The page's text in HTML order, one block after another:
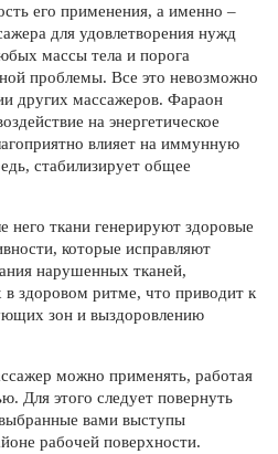
его применения, а именно –
для удовлетворения нужд
массы тела и порога
проблемы. Все это невозможно
других массажеров. Фараон
на энергетическое
влияет на иммунную
стабилизирует общее
него ткани генерируют здоровые
которые исправляют
нарушенных тканей,
в здоровом ритме, что приводит к
зон и выздоровлению
можно применять, работая
Для этого следует повернуть
вами выступы
рабочей поверхности.